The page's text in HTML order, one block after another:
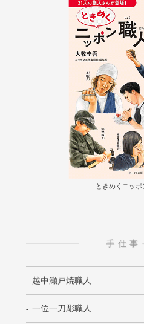
ときめくニッ
手仕事
越中瀬戸焼職人
一位一刀彫職人